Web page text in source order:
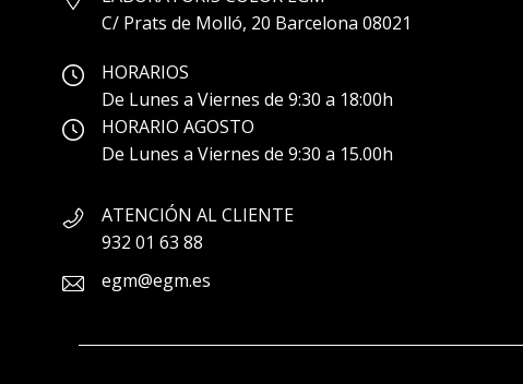
C/ Prats de Molló, 20 Barcelona 08021
HORARIOS
De Lunes a Viernes de 9:30 a 18:00h
HORARIO AGOSTO
De Lunes a Viernes de 9:30 a 15.00h
ATENCIÓN AL CLIENTE
932 01 63 88
egm@egm.es